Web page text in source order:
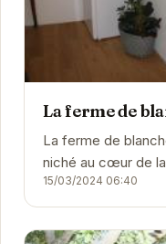
La ferme de
La ferme de
niché au cœur de
chaleureuse et
15/03/2024 06:40